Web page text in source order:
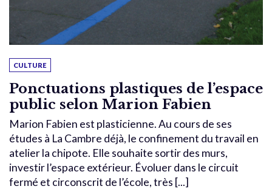
CULTURE
Ponctuations plastiques de l’espace
public selon Marion Fabien
Marion Fabien est plasticienne. Au cours de ses
études à La Cambre déjà, le confinement du travail en
atelier la chipote. Elle souhaite sortir des murs,
investir l’espace extérieur. Évoluer dans le circuit
fermé et circonscrit de l’école, très [...]